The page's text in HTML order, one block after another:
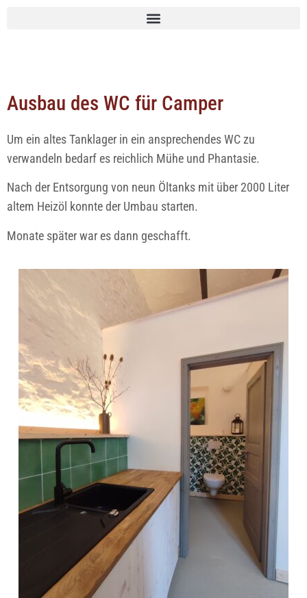
Ausbau des WC für Camper
Um ein altes Tanklager in ein ansprechendes WC zu
verwandeln bedarf es reichlich Mühe und Phantasie.
Nach der Entsorgung von neun Öltanks mit über 2000 Liter
altem Heizöl konnte der Umbau starten.
Monate später war es dann geschafft.